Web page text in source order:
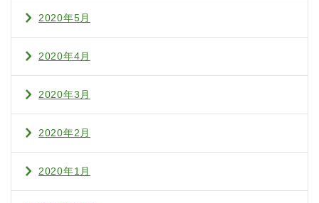
2020年5月
2020年4月
2020年3月
2020年2月
2020年1月